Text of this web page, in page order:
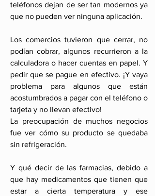
teléfonos dejan de ser tan modernos ya
que no pueden ver ninguna aplicación.
Los comercios tuvieron que cerrar, no
podían cobrar, algunos recurrieron a la
calculadora o hacer cuentas en papel. Y
pedir que se pague en efectivo. ¡Y vaya
problema para algunos que están
acostumbrados a pagar con el teléfono o
tarjeta y no llevan efectivo!
La preocupación de muchos negocios
fue ver cómo su producto se quedaba
sin refrigeración.
Y qué decir de las farmacias, debido a
que hay medicamentos que tienen que
estar a cierta temperatura y ese